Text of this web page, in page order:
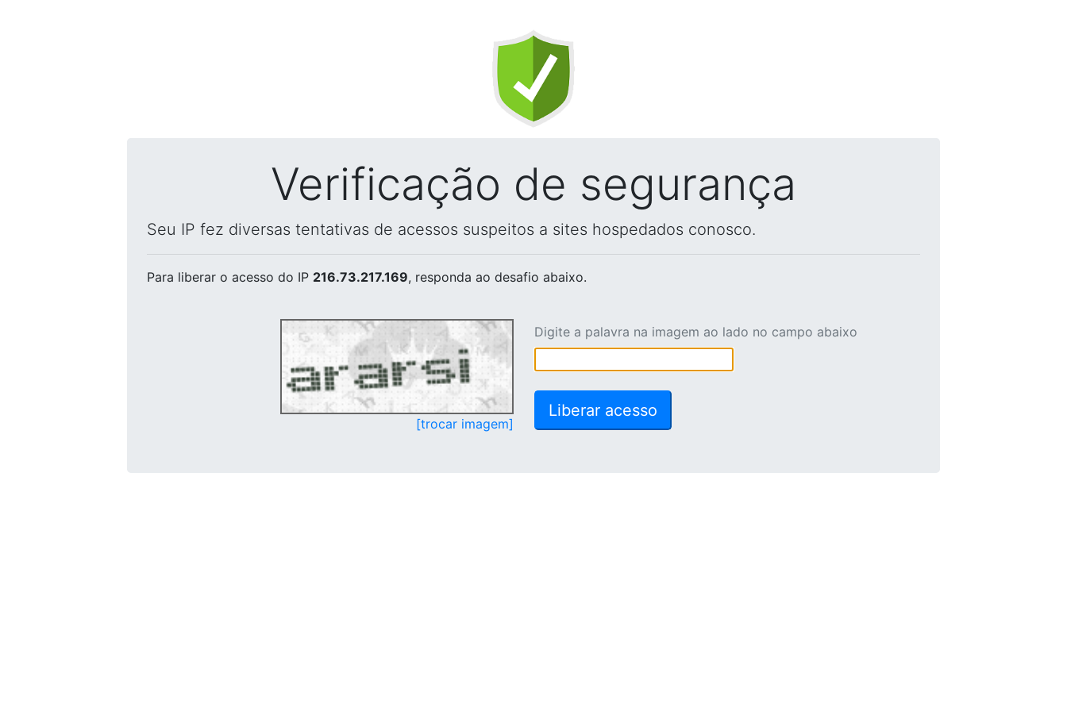
Verificação de segurança
Seu IP fez diversas tentativas de acessos suspeitos a sites hospedados conosco.
Para liberar o acesso do IP 216.73.217.169, responda ao desafio abaixo.
[trocar imagem]
Digite a palavra na imagem ao lado no campo abaixo